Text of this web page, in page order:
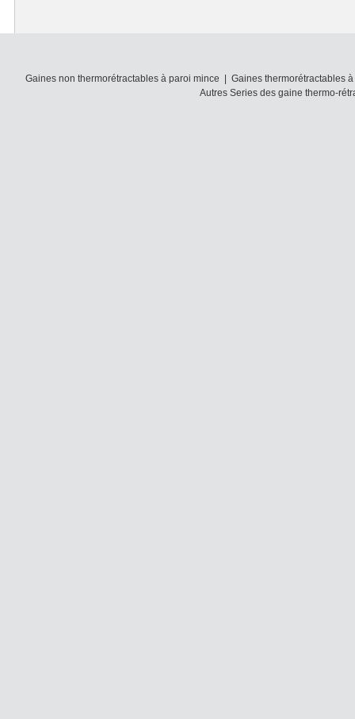
Gaines non thermorétractables à paroi mince
Gaines thermorétractables
Autres Series des gaine thermo-